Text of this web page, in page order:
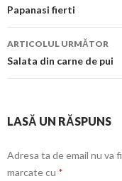
în
articol
Papanasi fierti
ARTICOLUL URMĂTOR
Salata din carne de pui
LASĂ UN RĂSPUNS
Adresa ta de email nu va
marcate cu *